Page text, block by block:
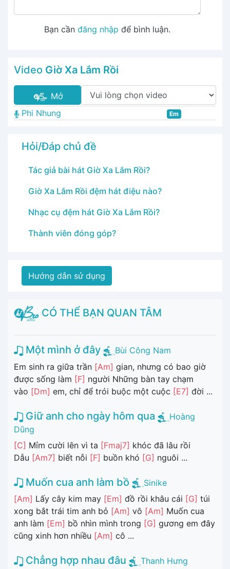
Bạn cần đăng nhập để bình luận.
Video Giờ Xa Lắm Rồi
Mở
Phi Nhung
Em
Hỏi/Đáp chủ đề
Tác giả bài hát Giờ Xa Lắm Rồi?
Giờ Xa Lắm Rồi đệm hát điệu nào?
Nhạc cụ đệm hát Giờ Xa Lắm Rồi?
Thành viên đóng góp?
Hướng dẫn sử dụng
CÓ THỂ BẠN QUAN TÂM
Một mình ở đây
Bùi Công Nam
Em sinh ra giữa trần [Am] gian, nhưng có bao giờ
được sống làm [F] người Những bàn tay chạm
vào [Dm] em, chỉ để trói buộc một cuộc [E7] đời ...
Giữ anh cho ngày hôm qua
Hoàng
Dũng
[C] Mỉm cười lên vì ta [Fmaj7] khóc đã lâu rồi
Dẫu [Am7] biết nỗi [F] buồn khó [G] nguôi ...
Muốn cua anh làm bồ
Sinike
[Am] Lấy cây kim may [Em] đồ rồi khâu cái [G] túi
xong bắt trái tim anh bỏ [Am] vô [Am] Muốn cua
anh làm [Em] bồ nhìn mình trong [G] gương em đây
cũng xinh hơn nhiều [Am] cô ...
Chẳng hợp nhau đâu Thanh Hưng